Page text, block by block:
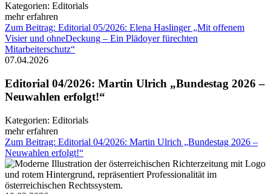
Kategorien: Editorials
mehr erfahren
Zum Beitrag: Editorial 05/2026: Elena Haslinger „Mit offenem
Visier und ohneDeckung – Ein Plädoyer fürechten
Mitarbeiterschutz“
07.04.2026
Editorial 04/2026: Martin Ulrich „Bundestag 2026 –
Neuwahlen erfolgt!“
Kategorien: Editorials
mehr erfahren
Zum Beitrag: Editorial 04/2026: Martin Ulrich „Bundestag 2026 –
Neuwahlen erfolgt!“